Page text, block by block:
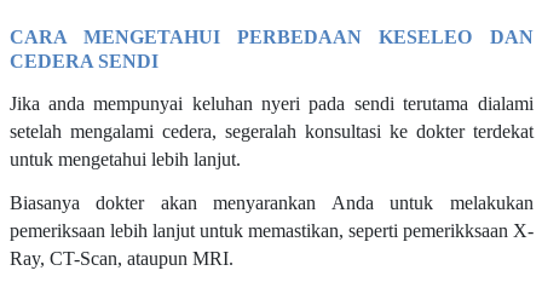
CARA MENGETAHUI PERBEDAAN KESELEO DAN
CEDERA SENDI
Jika anda mempunyai keluhan nyeri pada sendi terutama dialami
setelah mengalami cedera, segeralah konsultasi ke dokter terdekat
untuk mengetahui lebih lanjut.
Biasanya dokter akan menyarankan Anda untuk melakukan
pemeriksaan lebih lanjut untuk memastikan, seperti pemerikksaan X-
Ray, CT-Scan, ataupun MRI.